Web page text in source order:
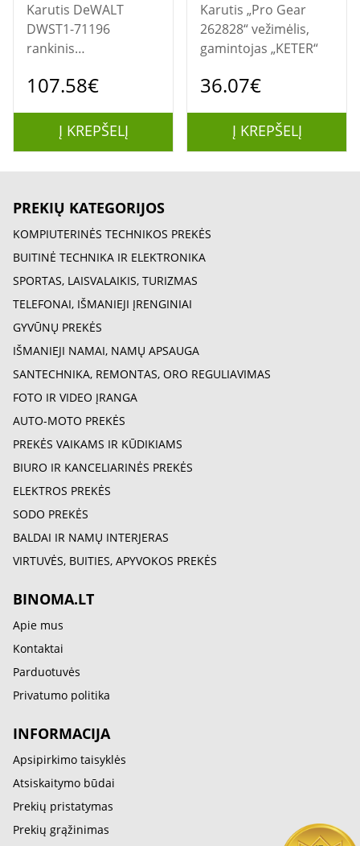
Karutis DeWALT
DWST1-71196
rankinis
vėžimėlis Metalas,
vežimėlis
107.58€
Į KREPŠELĮ
Karutis „Pro Gear
262828“ vežimėlis,
gamintojas „KETER“
36.07€
Į KREPŠELĮ
PREKIŲ KATEGORIJOS
KOMPIUTERINĖS TECHNIKOS PREKĖS
BUITINĖ TECHNIKA IR ELEKTRONIKA
SPORTAS, LAISVALAIKIS, TURIZMAS
TELEFONAI, IŠMANIEJI ĮRENGINIAI
GYVŪNŲ PREKĖS
IŠMANIEJI NAMAI, NAMŲ APSAUGA
SANTECHNIKA, REMONTAS, ORO REGULIAVIMAS
FOTO IR VIDEO ĮRANGA
AUTO-MOTO PREKĖS
PREKĖS VAIKAMS IR KŪDIKIAMS
BIURO IR KANCELIARINĖS PREKĖS
ELEKTROS PREKĖS
SODO PREKĖS
BALDAI IR NAMŲ INTERJERAS
VIRTUVĖS, BUITIES, APYVOKOS PREKĖS
BINOMA.LT
Apie mus
Kontaktai
Parduotuvės
Privatumo politika
INFORMACIJA
Apsipirkimo taisyklės
Atsiskaitymo būdai
Prekių pristatymas
Prekių grąžinimas